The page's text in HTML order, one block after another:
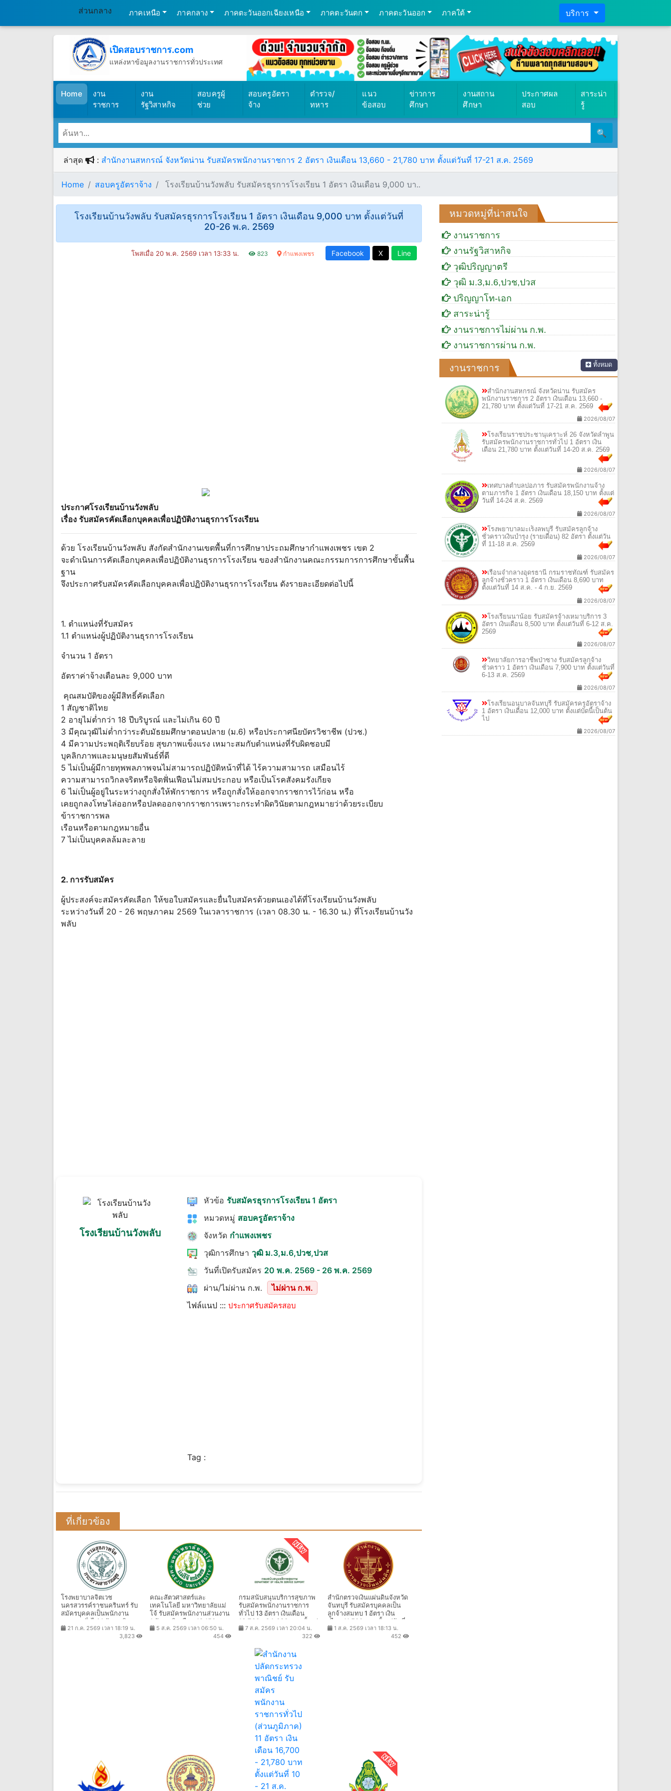
ส่วนกลาง ภาคเหนือ ภาคกลาง ภาคตะวันออกเฉียงเหนือ ภาคตะวันตก ภาคตะวันออก ภาคใต้ บริการ
เปิดสอบราชการ.com
แหล่งหาข้อมูลงานราชการทั่วประเทศ
Home(เปิดสอบราชการ)
งาน
ราชการ
งาน
รัฐวิสาหกิจ
สอบครูผู้
ช่วย
สอบครูอัตรา
จ้าง
ตำรวจ/
ทหาร
แนว
ข้อสอบ
ข่าวการ
ศึกษา
งานสถาน
ศึกษา
ประกาศผล
สอบ
สาระน่า
รู้
🔍
ล่าสุด : สำนักงานสหกรณ์ จังหวัดน่าน รับสมัครพนักงานราชการ 2 อัตรา เงินเดือน 13,660 - 21,780 บาท ตั้งแต่วันที่ 17-21 ส.ค. 2569
Home สอบครูอัตราจ้าง โรงเรียนบ้านวังพลับ รับสมัครธุรการโรงเรียน 1 อัตรา เงินเดือน 9,000 บา..
โรงเรียนบ้านวังพลับ รับสมัครธุรการโรงเรียน 1 อัตรา เงินเดือน 9,000 บาท ตั้งแต่วันที่
20-26 พ.ค. 2569
โพสเมื่อ 20 พ.ค. 2569 เวลา 13:33 น. 823 กำแพงเพชร Facebook X Line
ประกาศโรงเรียนบ้านวังพลับ
เรื่อง รับสมัครคัดเลือกบุคคลเพื่อปฏิบัติงานธุรการโรงเรียน
ด้วย โรงเรียนบ้านวังพลับ สังกัดสำนักงานเขตพื้นที่การศึกษาประถมศึกษากำแพงเพชร เขต 2
จะดำเนินการคัดเลือกบุคคลเพื่อปฏิบัติงานธุรการโรงเรียน ของสำนักงานคณะกรรมการการศึกษาขั้นพื้น
ฐาน
จึงประกาศรับสมัครคัดเลือกบุคคลเพื่อปฏิบัติงานธุรการโรงเรียน ดังรายละเอียดต่อไปนี้
1. ตำแหน่งที่รับสมัคร
1.1 ตำแหน่งผู้ปฏิบัติงานธุรการโรงเรียน
จำนวน 1 อัตรา
อัตราค่าจ้างเตือนละ 9,000 บาท
คุณสมบัติของผู้มีสิทธิ์คัดเลือก
1 สัญชาติไทย
2 อายุไม่ต่ำกว่า 18 ปีบริบูรณ์ และไม่เกิน 60 ปี
3 มีคุณวุฒิไม่ต่ำกว่าระดับมัธยมศึกษาตอนปลาย (ม.6) หรือประกาศนียบัตรวิชาชีพ (ปวช.)
4 มีความประพฤติเรียบร้อย สุขภาพแข็งแรง เหมาะสมกับตำแหน่งที่รับผิดชอบมี
บุคลิกภาพและมนุษยสัมพันธ์ที่ดี
5 ไม่เป็นผู้มีกายทุพพลภาพจนไม่สามารถปฏิบัติหน้าที่ได้ ไร้ความสามารถ เสมือนไร้
ความสามารถวิกลจริตหรือจิตฟั่นเฟือนไม่สมประกอบ หรือเป็นโรคสังคมรังเกียจ
6 ไม่เป็นผู้อยู่ในระหว่างถูกสั่งให้พักราชการ หรือถูกสั่งให้ออกจากราชการไว้ก่อน หรือ
เคยถูกลงโทษไล่ออกหรือปลดออกจากราชการเพราะกระทำผิดวินัยตามกฎหมายว่าด้วยระเบียบ
ข้าราชการพล
เรือนหรือตามกฎหมายอื่น
7 ไม่เป็นบุคคลล้มละลาย
2. การรับสมัคร
ผู้ประสงค์จะสมัครคัดเลือก ให้ขอใบสมัครและยื่นใบสมัครด้วยตนเองได้ที่โรงเรียนบ้านวังพลับ
ระหว่างวันที่ 20 - 26 พฤษภาคม 2569 ในเวลาราชการ (เวลา 08.30 น. - 16.30 น.) ที่โรงเรียนบ้านวัง
พลับ
โรงเรียนบ้านวังพลับ
หัวข้อ รับสมัครธุรการโรงเรียน 1 อัตรา
หมวดหมู่ สอบครูอัตราจ้าง
จังหวัด กำแพงเพชร
วุฒิการศึกษา วุฒิ ม.3,ม.6,ปวช,ปวส
วันที่เปิดรับสมัคร 20 พ.ค. 2569 - 26 พ.ค. 2569
ผ่าน/ไม่ผ่าน ก.พ.
ไม่ผ่าน ก.พ.
ไฟล์แนป ::: ประกาศรับสมัครสอบ
Tag :
ที่เกี่ยวข้อง
โรงพยาบาลจิตเวช
นครสวรรค์ราชนครินทร์ รับ
สมัครบุคคลเป็นพนักงาน
ราชการทั่วไป 1 อัตรา เงิน
เดือน 23,600 บาท ตั้งแต่วันที่
27 ก.ค. - 28 ส.ค. 2569
21 ก.ค. 2569 เวลา 18:19 น.
3,823
คณะสัตวศาสตร์และ
เทคโนโลยี มหาวิทยาลัยแม่
โจ้ รับสมัครพนักงานส่วนงาน
1 อัตรา เงินเดือน 18,150 บาท
ตั้งแต่วันที่ 6 - 21 ส.ค. 2569
5 ส.ค. 2569 เวลา 06:50 น.
454
กรมสนับสนุนบริการสุขภาพ
รับสมัครพนักงานราชการ
ทั่วไป 13 อัตรา เงินเดือน
16,700 - 24,680 บาท ตั้งแต่
วันที่ 11 - 20 ส.ค. 2569
7 ส.ค. 2569 เวลา 20:04 น.
322
สํานักตรวจเงินแผ่นดินจังหวัด
จันทบุรี รับสมัครบุคคลเป็น
ลูกจ้างสมทบ 1 อัตรา เงิน
เดือน 11,500 บาท ตั้งแต่วันที่
10 - 21 ส.ค. 2569
1 ส.ค. 2569 เวลา 18:13 น.
452
หมวดหมู่ที่น่าสนใจ
งานราชการ
งานรัฐวิสาหกิจ
วุฒิปริญญาตรี
วุฒิ ม.3,ม.6,ปวช,ปวส
ปริญญาโท-เอก
สาระน่ารู้
งานราชการไม่ผ่าน ก.พ.
งานราชการผ่าน ก.พ.
งานราชการ ทั้งหมด
สำนักงานสหกรณ์ จังหวัดน่าน รับสมัคร
พนักงานราชการ 2 อัตรา เงินเดือน 13,660 -
21,780 บาท ตั้งแต่วันที่ 17-21 ส.ค. 2569
2026/08/07
โรงเรียนราชประชานุเคราะห์ 26 จังหวัดลำพูน
รับสมัครพนักงานราชการทั่วไป 1 อัตรา เงิน
เดือน 21,780 บาท ตั้งแต่วันที่ 14-20 ส.ค. 2569
2026/08/07
เทศบาลตำบลปอภาร รับสมัครพนักงานจ้าง
ตามภารกิจ 1 อัตรา เงินเดือน 18,150 บาท ตั้งแต่
วันที่ 14-24 ส.ค. 2569
2026/08/07
โรงพยาบาลมะเร็งลพบุรี รับสมัครลูกจ้าง
ชั่วคราวเงินบำรุง (รายเดือน) 82 อัตรา ตั้งแต่วัน
ที่ 11-18 ส.ค. 2569
2026/08/07
เรือนจำกลางอุดรธานี กรมราชทัณฑ์ รับสมัคร
ลูกจ้างชั่วคราว 1 อัตรา เงินเดือน 8,690 บาท
ตั้งแต่วันที่ 14 ส.ค. - 4 ก.ย. 2569
2026/08/07
โรงเรียนนาน้อย รับสมัครจ้างเหมาบริการ 3
อัตรา เงินเดือน 8,500 บาท ตั้งแต่วันที่ 6-12 ส.ค.
2569
2026/08/07
วิทยาลัยการอาชีพป่าซาง รับสมัครลูกจ้าง
ชั่วคราว 1 อัตรา เงินเดือน 7,900 บาท ตั้งแต่วันที่
6-13 ส.ค. 2569
2026/08/07
โรงเรียนอนุบาลจันทบุรี รับสมัครครูอัตราจ้าง
1 อัตรา เงินเดือน 12,000 บาท ตั้งแต่บัดนี้เป็นต้น
ไป
2026/08/07